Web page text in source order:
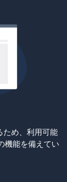
め、利用可能
機能を備えてい